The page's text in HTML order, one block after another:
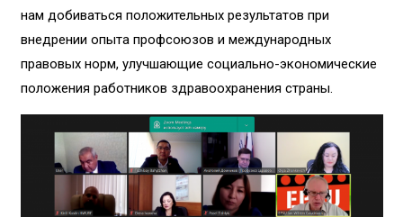
нам добиваться положительных результатов при
внедрении опыта профсоюзов и международных
правовых норм, улучшающие социально-экономические
положения работников здравоохранения страны.